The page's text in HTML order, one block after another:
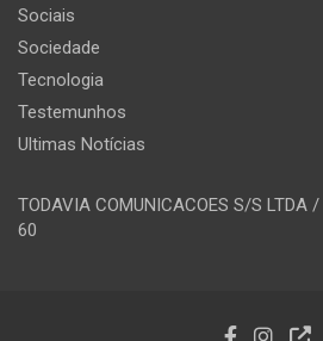
Sociais
Sociedade
Tecnologia
Testemunhos
Ultimas Notícias
TODAVIA COMUNICACOES S/S LTDA
60